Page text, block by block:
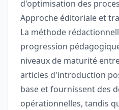
d'optimisation des
Approche éditoriale et
La méthode
progression
niveaux de maturité
articles d'introduction
base et fournissent des
opérationnelles, tandis